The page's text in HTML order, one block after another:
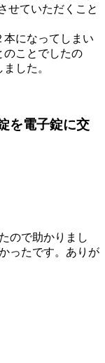
せていただくこと
本になってしまい
のことでしたの
した。
を電子錠に交
ので助かりまし
ったです。ありが